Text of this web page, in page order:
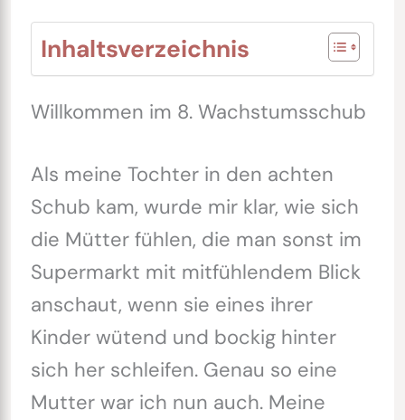
Inhaltsverzeichnis
Willkommen im 8. Wachstumsschub
Als meine Tochter in den achten
Schub kam, wurde mir klar, wie sich
die Mütter fühlen, die man sonst im
Supermarkt mit mitfühlendem Blick
anschaut, wenn sie eines ihrer
Kinder wütend und bockig hinter
sich her schleifen. Genau so eine
Mutter war ich nun auch. Meine